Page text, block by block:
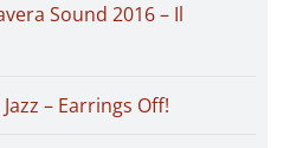
Sound 2016 – Il
– Earrings Off!